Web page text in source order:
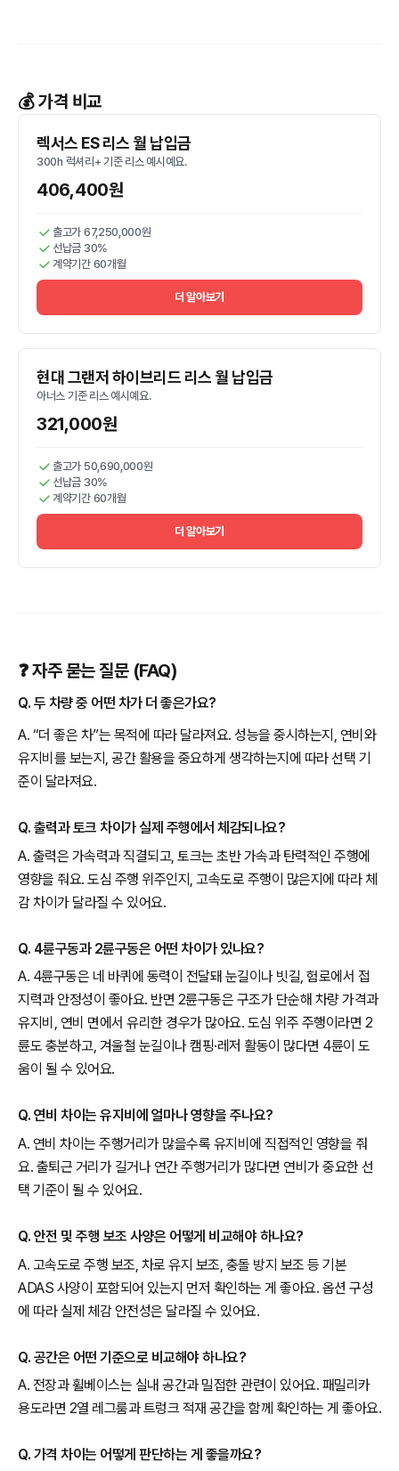
💰 가격 비교
렉서스 ES 리스 월 납입금
300h 럭셔리+ 기준 리스 예시예요.
406,400원
출고가 67,250,000원
선납금 30%
계약기간 60개월
더 알아보기
현대 그랜저 하이브리드 리스 월 납입금
아너스 기준 리스 예시예요.
321,000원
출고가 50,690,000원
선납금 30%
계약기간 60개월
더 알아보기
❓ 자주 묻는 질문 (FAQ)
Q. 두 차량 중 어떤 차가 더 좋은가요?
A. “더 좋은 차”는 목적에 따라 달라져요. 성능을 중시하는지, 연비와
유지비를 보는지, 공간 활용을 중요하게 생각하는지에 따라 선택 기
준이 달라져요.
Q. 출력과 토크 차이가 실제 주행에서 체감되나요?
A. 출력은 가속력과 직결되고, 토크는 초반 가속과 탄력적인 주행에
영향을 줘요. 도심 주행 위주인지, 고속도로 주행이 많은지에 따라 체
감 차이가 달라질 수 있어요.
Q. 4륜구동과 2륜구동은 어떤 차이가 있나요?
A. 4륜구동은 네 바퀴에 동력이 전달돼 눈길이나 빗길, 험로에서 접
지력과 안정성이 좋아요. 반면 2륜구동은 구조가 단순해 차량 가격과
유지비, 연비 면에서 유리한 경우가 많아요. 도심 위주 주행이라면 2
륜도 충분하고, 겨울철 눈길이나 캠핑·레저 활동이 많다면 4륜이 도
움이 될 수 있어요.
Q. 연비 차이는 유지비에 얼마나 영향을 주나요?
A. 연비 차이는 주행거리가 많을수록 유지비에 직접적인 영향을 줘
요. 출퇴근 거리가 길거나 연간 주행거리가 많다면 연비가 중요한 선
택 기준이 될 수 있어요.
Q. 안전 및 주행 보조 사양은 어떻게 비교해야 하나요?
A. 고속도로 주행 보조, 차로 유지 보조, 충돌 방지 보조 등 기본
ADAS 사양이 포함되어 있는지 먼저 확인하는 게 좋아요. 옵션 구성
에 따라 실제 체감 안전성은 달라질 수 있어요.
Q. 공간은 어떤 기준으로 비교해야 하나요?
A. 전장과 휠베이스는 실내 공간과 밀접한 관련이 있어요. 패밀리카
용도라면 2열 레그룸과 트렁크 적재 공간을 함께 확인하는 게 좋아요.
Q. 가격 차이는 어떻게 판단하는 게 좋을까요?